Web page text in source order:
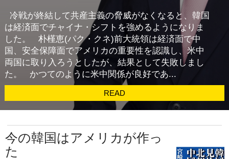
冷戦が終結して共産主義の脅威がなくなると、韓国
は経済面でチャイナ・シフトを強めるようになりま
した。 朴槿恵(パク・クネ)前大統領は経済面で中
国、安全保障面でアメリカの重要性を認識し、米中
両国に取り入ろうとしたが、結果として失敗しまし
た。 かつてのように米中関係が良好であ...
READ
今の韓国はアメリカが作っ
た